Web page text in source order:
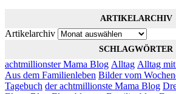
ARTIKELARCHIV
Artikelarchiv
SCHLAGWÖRTER
achtmillionster Mama Blog Alltag Alltag
Aus dem Familienleben Bilder vom
Tagebuch der achtmillionste Mama Blog